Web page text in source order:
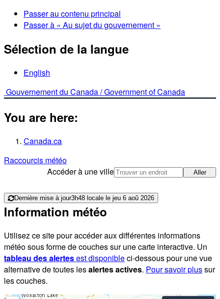
Passer au contenu principal
Passer à « Au sujet du gouvernement »
Sélection de la langue
English
Gouvernement du Canada /Government of Canada
You are here:
Canada.ca
Raccourcis météo
Accéder à une ville
Aller
Dernière mise à jour3h48 locale le jeu 6 aoû 2026
Information météo
Utilisez ce site pour accéder aux différentes informations
météo sous forme de couches sur une carte interactive. Un
tableau des alertesest disponibleci-dessous pour une vue
alternative de toutes lesalertes actives. Pour savoir plussur
les couches.